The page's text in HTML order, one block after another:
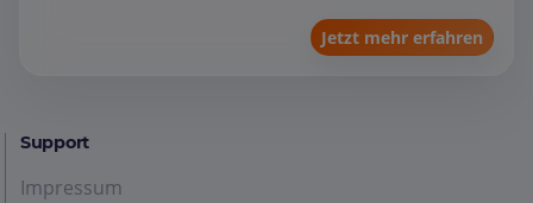
Jetzt mehr erfahren
Support
Impressum